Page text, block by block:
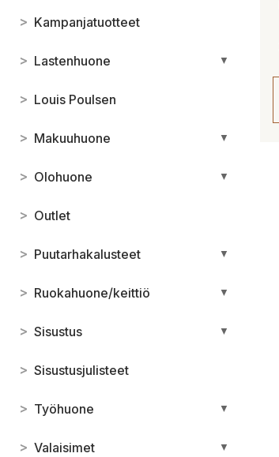
> Kampanjatuotteet
> Lastenhuone ▼
> Louis Poulsen
> Makuuhuone ▼
> Olohuone ▼
> Outlet
> Puutarhakalusteet ▼
> Ruokahuone/keittiö ▼
> Sisustus ▼
> Sisustusjulisteet
> Työhuone ▼
> Valaisimet ▼